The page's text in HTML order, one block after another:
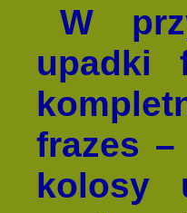
W
upadki
frazes –
kolosy